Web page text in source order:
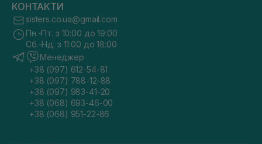
КОНТАКТИ
sisters.co.ua@gmail.com
Пн.-Пт. з 10:00 до 19:00
Сб.-Нд. з 11:00 до 18:00
Менеджер
+38 (097) 612-54-81
+38 (097) 788-12-88
+38 (097) 983-41-20
+38 (068) 693-46-00
+38 (068) 951-22-86